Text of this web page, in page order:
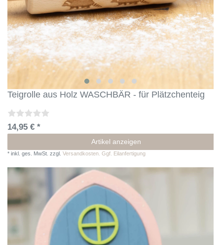
Teigrolle aus Holz WASCHBÄR - für Plätzchenteig
14,95 € *
Artikel anzeigen
* inkl. ges. MwSt. zzgl. Versandkosten. Ggf. Eilanfertigung